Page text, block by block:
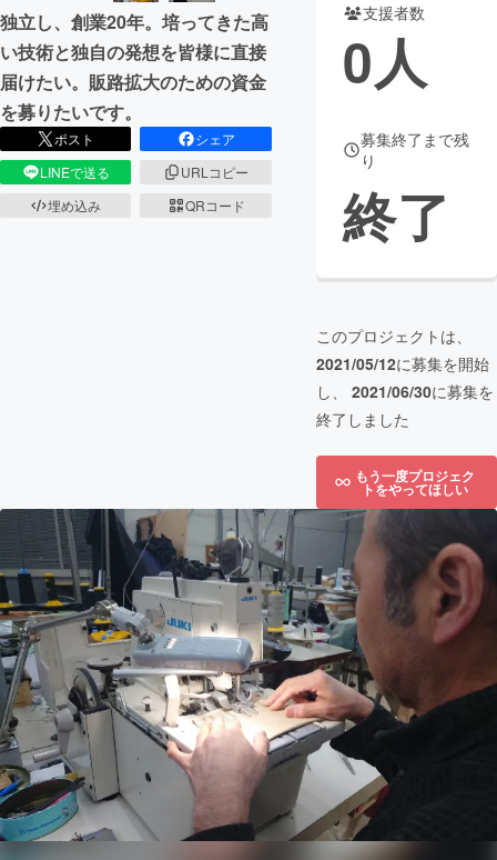
まちづくり・地域活性化
CAMPFIRE for Social Good
CAMPFIRE Creation
CAMPFIREふるさと納税machi-ya
独立し、創業20年。培ってきた高
い技術と独自の発想を皆様に直接
届けたい。販路拡大のための資金
を募りたいです。
ポスト
シェア
LINEで送る
URLコピー
埋め込み
QRコード
支援者数
0人
募集終了まで残
り
終了
このプロジェクトは、
2021/05/12に募集を開始
し、 2021/06/30に募集を
終了しました
もう一度プロジェク
トをやってほしい